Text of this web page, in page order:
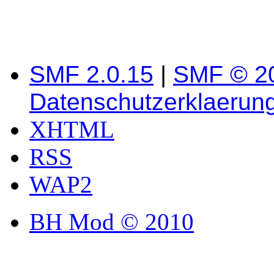
SMF 2.0.15 | SMF ©
XHTML
RSS
WAP2
BH Mod © 2010